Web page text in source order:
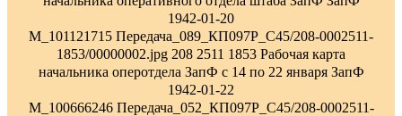
1942-01-20
M_101121715 Передача_089_КП097Р_С45/208-0002511-
1853/00000002.jpg 208 2511 1853 Рабочая карта
начальника оперотдела ЗапФ с 14 по 22 января ЗапФ
1942-01-22
M_100666246 Передача_052_КП097Р_С45/208-0002511-